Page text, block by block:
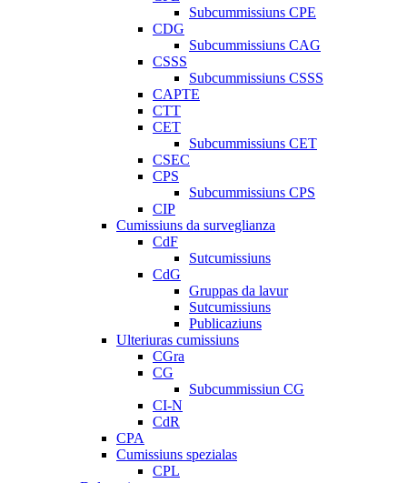
Subcummissiuns CPE
CDG
Subcummissiuns CAG
CSSS
Subcummissiuns CSSS
CAPTE
CTT
CET
Subcummissiuns CET
CSEC
CPS
Subcummissiuns CPS
CIP
Cumissiuns da surveglianza
CdF
Sutcumissiuns
CdG
Gruppas da lavur
Sutcumissiuns
Publicaziuns
Ulteriuras cumissiuns
CGra
CG
Subcummissiun CG
CI-N
CdR
CPA
Cumissiuns spezialas
CPL